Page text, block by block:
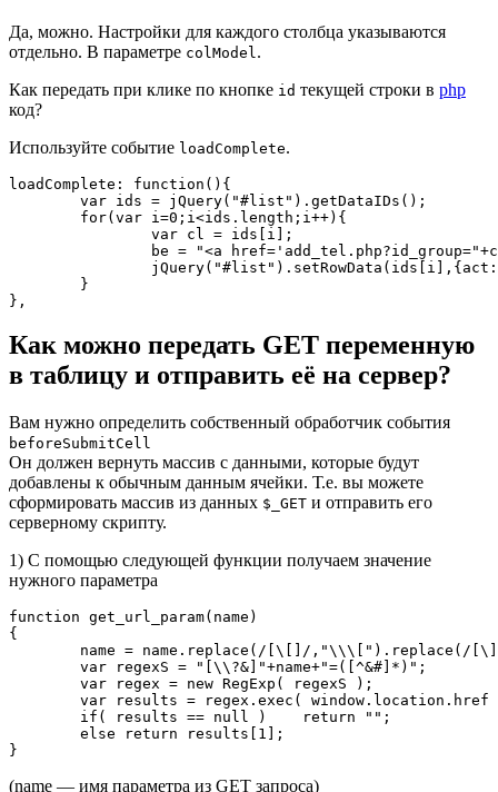
Да, можно. Настройки для каждого столбца указываются
отдельно. В параметре colModel .
Как передать при клике по кнопке id текущей строки в php
код?
Используйте событие loadComplete.
loadComplete: function(){
},
Как можно передать GET переменную
в таблицу и отправить её на сервер?
Вам нужно определить собственный обработчик события
beforeSubmitCell
Он должен вернуть массив с данными, которые будут
добавлены к обычным данным ячейки. Т.е. вы можете
сформировать массив из данных $_GET и отправить его
серверному скрипту.
1) С помощью следующей функции получаем значение
нужного параметра
function get_url_param(name)
{
}
(name — имя параметра из GET запроса)